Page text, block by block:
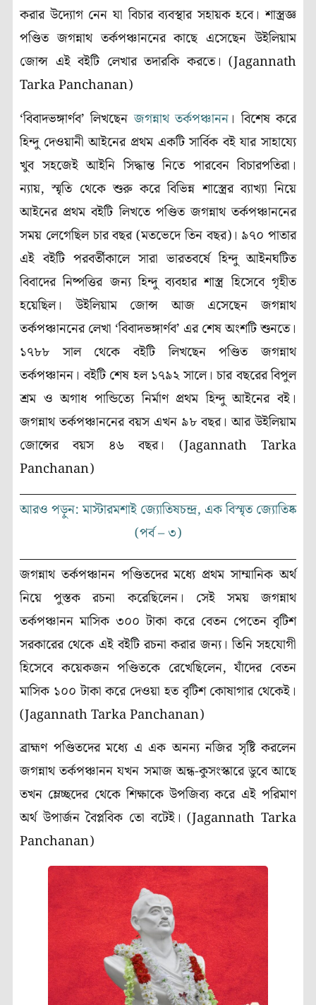
করার উদ্যোগ নেন যা বিচার ব্যবস্থার সহায়ক হবে। শাস্ত্রজ্ঞ
পণ্ডিত জগন্নাথ তর্কপঞ্চাননের কাছে এসেছেন উইলিয়াম
জোন্স এই বইটি লেখার তদারকি করতে। (Jagannath
Tarka Panchanan)
‘বিবাদভঙ্গার্ণব’ লিখছেনজগন্নাথ তর্কপঞ্চানন। বিশেষ করে
হিন্দু দেওয়ানী আইনের প্রথম একটি সার্বিক বই যার সাহায্যে
খুব সহজেই আইনি সিদ্ধান্ত নিতে পারবেন বিচারপতিরা।
ন্যায়, স্মৃতি থেকে শুরু করে বিভিন্ন শাস্ত্রের ব্যাখ্যা নিয়ে
আইনের প্রথম বইটি লিখতে পণ্ডিত জগন্নাথ তর্কপঞ্চাননের
সময় লেগেছিল চার বছর (মতভেদে তিন বছর)। ৯৭০ পাতার
এই বইটি পরবর্তীকালে সারা ভারতবর্ষে হিন্দু আইনঘটিত
বিবাদের নিষ্পত্তির জন্য হিন্দু ব্যবহার শাস্ত্র হিসেবে গৃহীত
হয়েছিল। উইলিয়াম জোন্স আজ এসেছেন জগন্নাথ
তর্কপঞ্চাননের লেখা ‘বিবাদভঙ্গার্ণব’ এর শেষ অংশটি শুনতে।
১৭৮৮ সাল থেকে বইটি লিখছেন পণ্ডিত জগন্নাথ
তর্কপঞ্চানন। বইটি শেষ হল ১৭৯২ সালে। চার বছরের বিপুল
শ্রম ও অগাধ পান্ডিত্যে নির্মাণ প্রথম হিন্দু আইনের বই।
জগন্নাথ তর্কপঞ্চাননের বয়স এখন ৯৮ বছর। আর উইলিয়াম
জোন্সের বয়স ৪৬ বছর। (Jagannath Tarka
Panchanan)
আরও পড়ুন: মাস্টারমশাই জ্যোতিষচন্দ্র, এক বিস্মৃত জ্যোতিষ্ক
(পর্ব – ৩)
জগন্নাথ তর্কপঞ্চানন পণ্ডিতদের মধ্যে প্রথম সাম্মানিক অর্থ
নিয়ে পুস্তক রচনা করেছিলেন। সেই সময় জগন্নাথ
তর্কপঞ্চানন মাসিক ৩০০ টাকা করে বেতন পেতেন বৃটিশ
সরকারের থেকে এই বইটি রচনা করার জন্য। তিনি সহযোগী
হিসেবে কয়েকজন পণ্ডিতকে রেখেছিলেন, যাঁদের বেতন
মাসিক ১০০ টাকা করে দেওয়া হত বৃটিশ কোষাগার থেকেই।
(Jagannath Tarka Panchanan)
ব্রাহ্মণ পণ্ডিতদের মধ্যে এ এক অনন্য নজির সৃষ্টি করলেন
জগন্নাথ তর্কপঞ্চানন যখন সমাজ অন্ধ-কুসংস্কারে ডুবে আছে
তখন ম্লেচ্ছদের থেকে শিক্ষাকে উপজিব্য করে এই পরিমাণ
অর্থ উপার্জন বৈপ্লবিক তো বটেই। (Jagannath Tarka
Panchanan)